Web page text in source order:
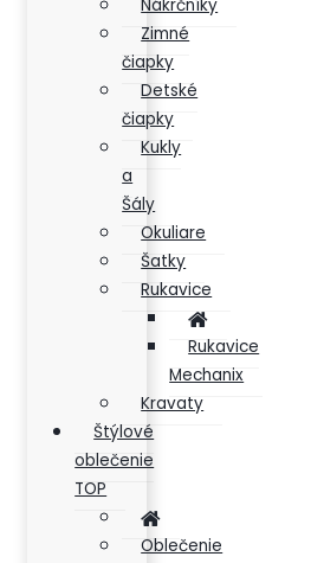
Nákrčníky
Zimné
čiapky
Detské
čiapky
Kukly
a
Šály
Okuliare
Šatky
Rukavice
Rukavice
Mechanix
Kravaty
Štýlové
oblečenie
TOP
Oblečenie